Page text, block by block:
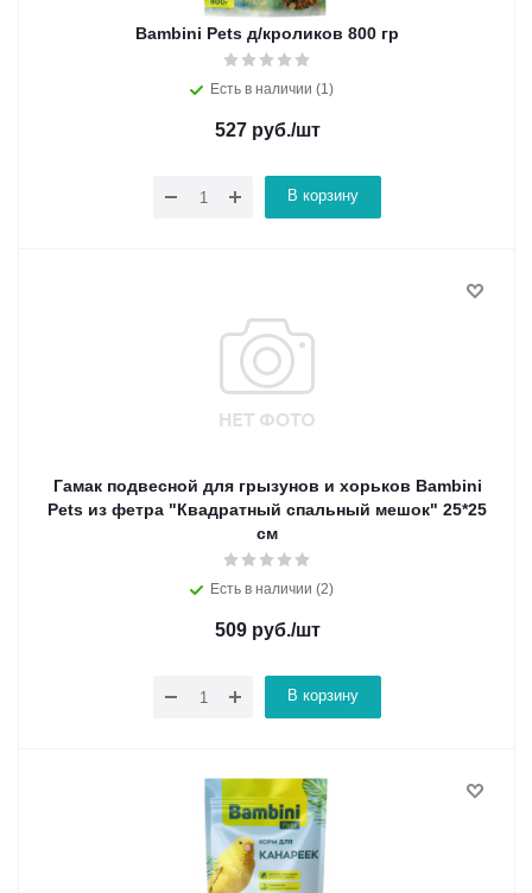
Bambini Pets д/кроликов 800 гр
Есть в наличии (1)
527руб./шт
В корзину
Гамак подвесной для грызунов и хорьков Bambini
Pets из фетра "Квадратный спальный мешок" 25*25
см
Есть в наличии (2)
509руб./шт
В корзину